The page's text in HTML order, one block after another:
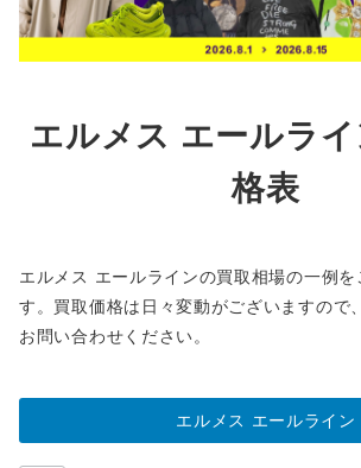
エルメス エールラ
格表
エルメス エールラインの買取相場の一例を
す。買取価格は日々変動がございますので
お問い合わせください。
エルメス エールライン